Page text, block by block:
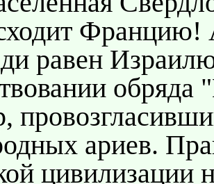
Францию!
равен
ариев.
цивилизации